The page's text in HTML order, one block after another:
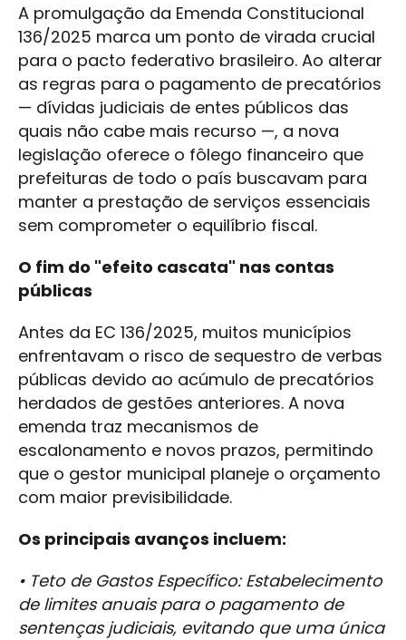
A promulgação da Emenda Constitucional
136/2025 marca um ponto de virada crucial
para o pacto federativo brasileiro. Ao alterar
as regras para o pagamento de precatórios
— dívidas judiciais de entes públicos das
quais não cabe mais recurso —, a nova
legislação oferece o fôlego financeiro que
prefeituras de todo o país buscavam para
manter a prestação de serviços essenciais
sem comprometer o equilíbrio fiscal.
O fim do "efeito cascata" nas contas
públicas
Antes da EC 136/2025, muitos municípios
enfrentavam o risco de sequestro de verbas
públicas devido ao acúmulo de precatórios
herdados de gestões anteriores. A nova
emenda traz mecanismos de
escalonamento e novos prazos, permitindo
que o gestor municipal planeje o orçamento
com maior previsibilidade.
Os principais avanços incluem:
• Teto de Gastos Específico: Estabelecimento
de limites anuais para o pagamento de
sentenças judiciais, evitando que uma única